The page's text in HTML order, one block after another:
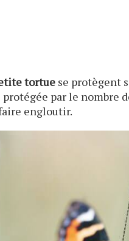
tortue se protègent
par le nombre
engloutir.